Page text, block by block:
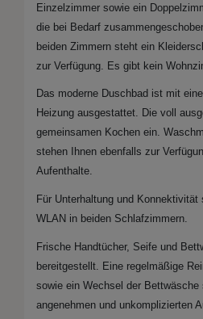
Einzelzimmer sowie ein
die bei Bedarf
beiden Zimmern steht ein
zur Verfügung. Es gibt kein
Das moderne Duschbad ist mit
Heizung ausgestattet. Die voll
gemeinsamen Kochen ein.
stehen Ihnen ebenfalls zur
Aufenthalte.
Für Unterhaltung und Konnektivität
WLAN in beiden Schlafzimmern.
Frische Handtücher, Seife und
bereitgestellt. Eine regelmäßige
sowie ein Wechsel der
angenehmen und unkomplizierten